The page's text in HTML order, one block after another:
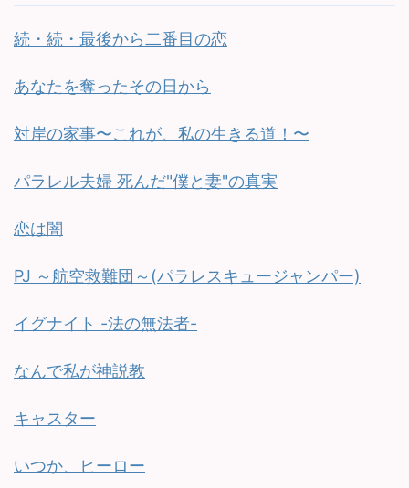
続・続・最後から二番目の恋
あなたを奪ったその日から
対岸の家事〜これが、私の生きる道！〜
パラレル夫婦 死んだ"僕と妻"の真実
恋は闇
PJ ～航空救難団～(パラレスキュージャンパー)
イグナイト -法の無法者-
なんで私が神説教
キャスター
いつか、ヒーロー